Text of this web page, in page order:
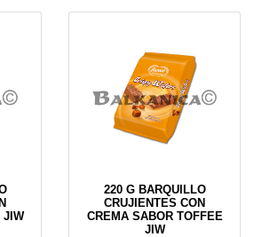
JIW
220 G BARQUILLO
CRUJIENTES CON
CREMA SABOR TOFFEE
JIW